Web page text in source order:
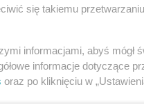
Inne Dla dzieci
się takiemu
informacjami, abyś
informacje dotyczące
oraz po kliknięciu w